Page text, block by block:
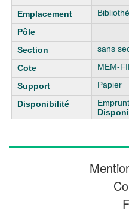
sans
MEM-
Papier